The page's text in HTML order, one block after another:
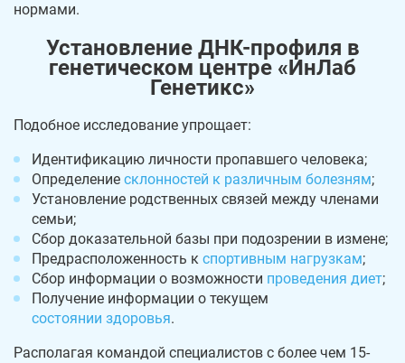
нормами.
Установление ДНК-профиля в
генетическом центре «ИнЛаб
Генетикс»
Подобное исследование упрощает:
Идентификацию личности пропавшего человека;
Определение склонностей к различным болезням;
Установление родственных связей между членами
семьи;
Сбор доказательной базы при подозрении в измене;
Предрасположенность к спортивным нагрузкам;
Сбор информации о возможности проведения диет;
Получение информации о текущем
состоянии здоровья.
Располагая командой специалистов с более чем 15-